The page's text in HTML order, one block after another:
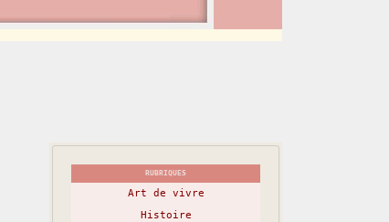
RUBRIQUES
Art de vivre
Histoire